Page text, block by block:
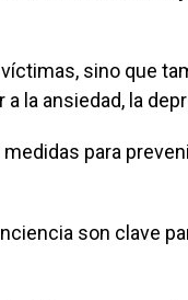
sino que
a la ansiedad, la
para
son clave